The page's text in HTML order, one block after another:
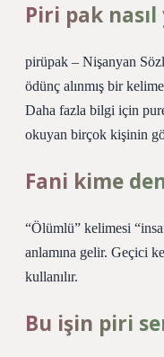
Piri pak nasıl
pirüpak – Nişanyan
ödünç alınmış bir
Daha fazla bilgi için
okuyan birçok kişinin
Fani kime
“Ölümlü” kelimesi
anlamına gelir. Geçici
kullanılır.
Bu işin piri